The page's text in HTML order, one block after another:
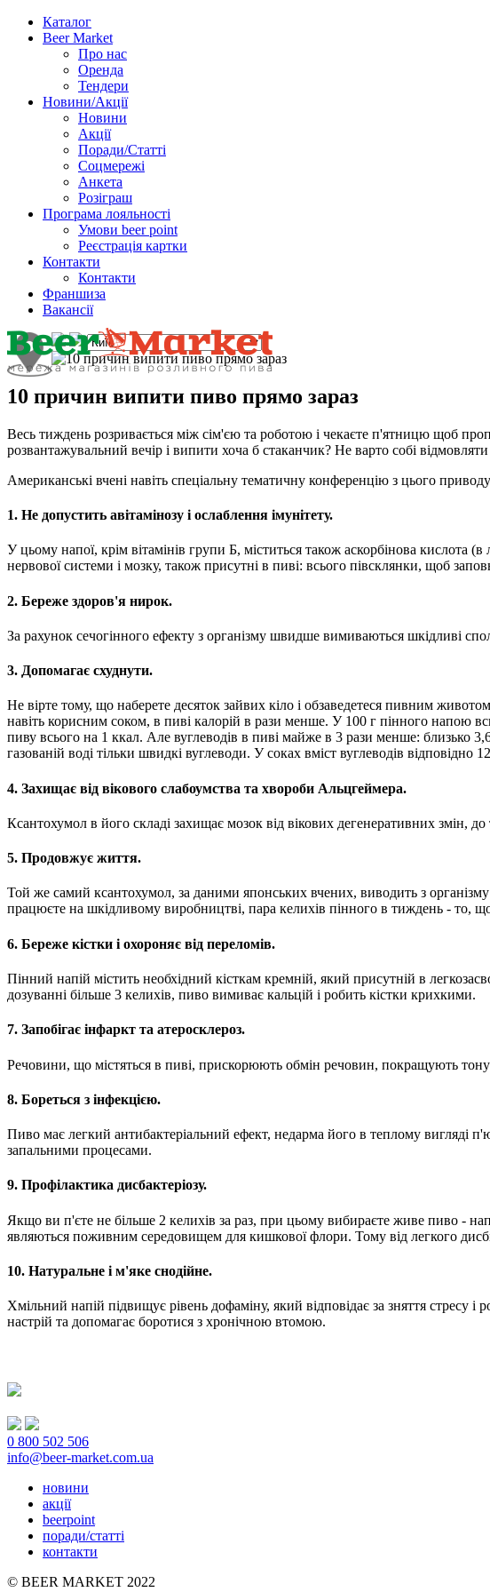
Каталог
Beer Market
Про нас
Оренда
Тендери
Новини/Акції
Новини
Акції
Поради/Статті
Соцмережі
Анкета
Розіграш
Програма лояльності
Умови beer point
Реєстрація картки
Контакти
Контакти
Франшиза
Вакансії
10 причин випити пиво прямо зараз
Весь тиждень розривається між сім'єю та роботою і чекаєте п'ятницю щоб
розвантажувальний вечір і випити хоча б стаканчик? Не варто собі
Американські вчені навіть спеціальну тематичну конференцію з цього
1. Не допустить авітамінозу і ослаблення імунітету.
У цьому напої, крім вітамінів групи Б, міститься також аскорбінова кислота
нервової системи і мозку, також присутні в пиві: всього півсклянки, щоб
2. Береже здоров'я нирок.
За рахунок сечогінного ефекту з організму швидше вимиваються шкідливі
3. Допомагає схуднути.
Не вірте тому, що наберете десяток зайвих кіло і обзаведетеся пивним
навіть корисним соком, в пиві калорій в рази менше. У 100 г пінного напою
пиву всього на 1 ккал. Але вуглеводів в пиві майже в 3 рази менше: близько
газованій воді тільки швидкі вуглеводи. У соках вміст вуглеводів відповідно
4. Захищає від вікового слабоумства та хвороби Альцгеймера.
Ксантохумол в його складі захищає мозок від вікових дегенеративних змін,
5. Продовжує життя.
Той же самий ксантохумол, за даними японських вчених, виводить з
працюєте на шкідливому виробництві, пара келихів пінного в тиждень - то,
6. Береже кістки і охороняє від переломів.
Пінний напій містить необхідний кісткам кремній, який присутній в
дозуванні більше 3 келихів, пиво вимиває кальцій і робить кістки крихкими.
7. Запобігає інфаркт та атеросклероз.
Речовини, що містяться в пиві, прискорюють обмін речовин, покращують
8. Бореться з інфекцією.
Пиво має легкий антибактеріальний ефект, недарма його в теплому вигляді
запальними процесами.
9. Профілактика дисбактеріозу.
Якщо ви п'єте не більше 2 келихів за раз, при цьому вибираєте живе пиво -
являються поживним середовищем для кишкової флори. Тому від легкого
10. Натуральне і м'яке снодійне.
Хмільний напій підвищує рівень дофаміну, який відповідає за зняття стресу
настрій та допомагає боротися з хронічною втомою.
0 800 502 506
info@beer-market.com.ua
новини
акції
beerpoint
поради/статті
контакти
© BEER MARKET 2022